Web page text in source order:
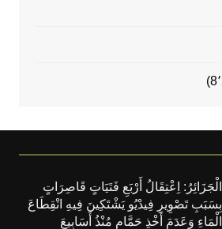
الْجَزَائِرُ: اِعْتِقَالُ أَرْبَعِ فَتَيَاتٍ قَاصِرَاتٍ
بِسَبَبِ تَصْوِيرِ فِيدْيُو يَشْتَكِينَ فِيهِ انْقِطَاعَ
الْمَاءِ وَعَدَمَ أَخْذِ حَمَّامٍ مُنْذُ أَسَابِيعَ